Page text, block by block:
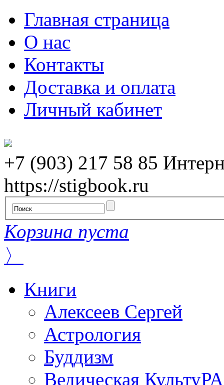
Главная страница
О нас
Контакты
Доставка и оплата
Личный кабинет
+7 (903) 217 58 85
https://stigbook.ru
Корзина пуста
〉
Книги
Алексеев Сергей
Астрология
Буддизм
Ведическая КультуРА